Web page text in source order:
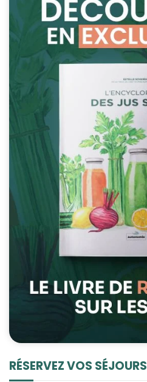
RÉSERVEZ VOS SÉJOURS